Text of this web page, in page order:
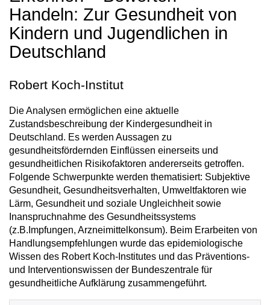
Handeln: Zur Gesundheit von
Kindern und Jugendlichen in
Deutschland
Robert Koch-Institut
Die Analysen ermöglichen eine aktuelle
Zustandsbeschreibung der Kindergesundheit in
Deutschland. Es werden Aussagen zu
gesundheitsfördernden Einflüssen einerseits und
gesundheitlichen Risikofaktoren andererseits getroffen.
Folgende Schwerpunkte werden thematisiert: Subjektive
Gesundheit, Gesundheitsverhalten, Umweltfaktoren wie
Lärm, Gesundheit und soziale Ungleichheit sowie
Inanspruchnahme des Gesundheitssystems
(z.B.Impfungen, Arzneimittelkonsum). Beim Erarbeiten von
Handlungsempfehlungen wurde das epidemiologische
Wissen des Robert Koch-Institutes und das Präventions-
und Interventionswissen der Bundeszentrale für
gesundheitliche Aufklärung zusammengeführt.